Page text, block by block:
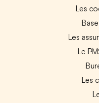
Les
Les
Le
Les